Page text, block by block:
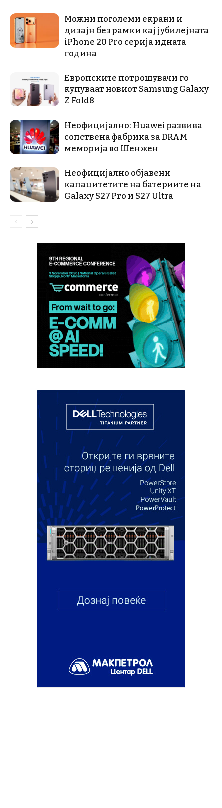
Можни поголеми екрани и
дизајн без рамки кај јубилејната
iPhone 20 Pro серија идната
година
Европските потрошувачи го
купуваат новиот Samsung Galaxy
Z Fold8
Неофицијално: Huawei развива
сопствена фабрика за DRAM
меморија во Шенжен
Неофицијално објавени
капацитетите на батериите на
Galaxy S27 Pro и S27 Ultra